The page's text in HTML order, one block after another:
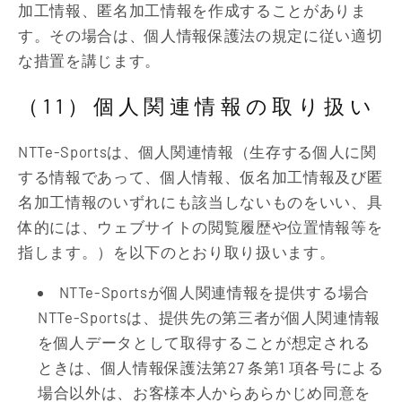
加工情報、匿名加工情報を作成することがありま
す。その場合は、個人情報保護法の規定に従い適切
な措置を講じます。
（11）個人関連情報の取り扱い
NTTe-Sportsは、個人関連情報（生存する個人に関
する情報であって、個人情報、仮名加工情報及び匿
名加工情報のいずれにも該当しないものをいい、具
体的には、ウェブサイトの閲覧履歴や位置情報等を
指します。）を以下のとおり取り扱います。
NTTe-Sportsが個人関連情報を提供する場合
NTTe-Sportsは、提供先の第三者が個人関連情報
を個人データとして取得することが想定される
ときは、個人情報保護法第27 条第1 項各号による
場合以外は、お客様本人からあらかじめ同意を